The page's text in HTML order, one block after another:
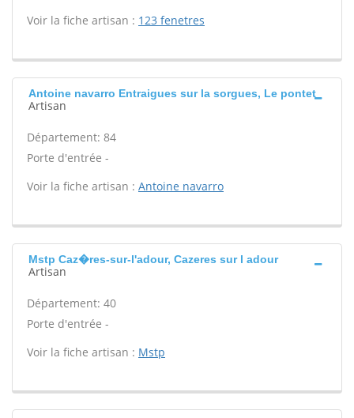
Voir la fiche artisan : 123 fenetres
Antoine navarro Entraigues sur la sorgues, Le pontet
Artisan
Département: 84
Porte d'entrée -
Voir la fiche artisan : Antoine navarro
Mstp Caz�res-sur-l'adour, Cazeres sur l adour
Artisan
Département: 40
Porte d'entrée -
Voir la fiche artisan : Mstp